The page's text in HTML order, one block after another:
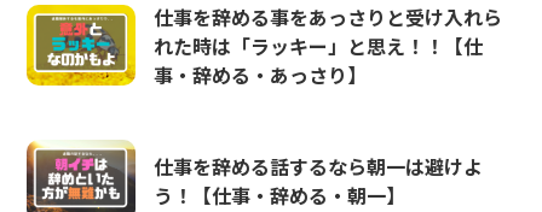
仕事を辞める事をあっさりと受け入れら
れた時は「ラッキー」と思え！！【仕
事・辞める・あっさり】
仕事を辞める話するなら朝一は避けよ
う！【仕事・辞める・朝一】